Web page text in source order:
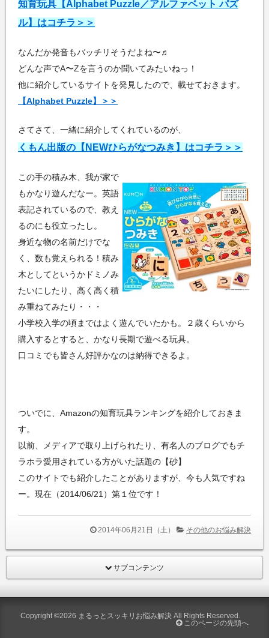
知育玩具【Alphabet Puzzle／アルファベット パズ
ル】はコチラ＞＞
なんだか発音もバッチリそうだよね〜♬
どんな声でA〜Zを言うのか聞いてみたいねっ！
他に紹介しているサイトを発見したので、載せておきます。
【Alphabet Puzzle】＞＞
さてさて、一緒に紹介してくれているのが、
くもん出版の【NEWひらがなつみき】はコチラ＞＞
この手の積み木、我が家で
もかなり遊んだなー。英語
表記されているので、教え
るのにも役立ったし。
身近な物の名前だけでな
く、数も覚えられる！積み
木としてというかドミノみ
たいにしたり、高く高く積
み重ねてみたり・・・
小学校入学の頃まではよく遊んでいたかも。２歳くらいから
購入するとすると、かなり長期で遊べる玩具。
口コミでも皆さん好評かなのは納得できるよ。
ついでに、Amazonの知育玩具ランキングを紹介しておきま
す。
以前、メディアで取り上げられたり、有名人のブログでもチ
ラホラ愛用されている方がいた話題の【砂】
このサイトでも紹介したことがありますが、今も人気ですね
ー。現在（2014/06/21）第１位です！
2014年06月21日（土） その他のお悩み解決
サブコンテンツ
Copyright ©2026 まるっとスッキリお悩み解決 All Rights Reserved.
このページの先頭へ